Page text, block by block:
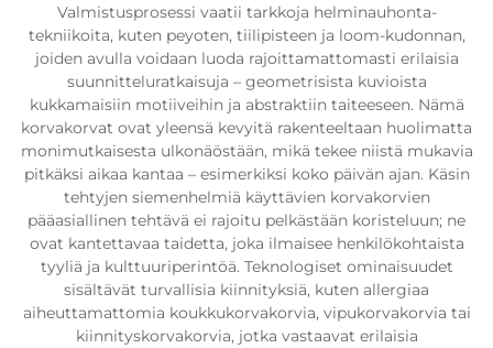
Valmistusprosessi vaatii tarkkoja helminauhonta-
tekniikoita, kuten peyoten, tiilipisteen ja loom-kudonnan,
joiden avulla voidaan luoda rajoittamattomasti erilaisia
suunnitteluratkaisuja – geometrisista kuvioista
kukkamaisiin motiiveihin ja abstraktiin taiteeseen. Nämä
korvakorvat ovat yleensä kevyitä rakenteeltaan huolimatta
monimutkaisesta ulkonäöstään, mikä tekee niistä mukavia
pitkäksi aikaa kantaa – esimerkiksi koko päivän ajan. Käsin
tehtyjen siemenhelmiä käyttävien korvakorvien
pääasiallinen tehtävä ei rajoitu pelkästään koristeluun; ne
ovat kantettavaa taidetta, joka ilmaisee henkilökohtaista
tyyliä ja kulttuuriperintöä. Teknologiset ominaisuudet
sisältävät turvallisia kiinnityksiä, kuten allergiaa
aiheuttamattomia koukkukorvakorvia, vipukorvakorvia tai
kiinnityskorvakorvia, jotka vastaavat erilaisia